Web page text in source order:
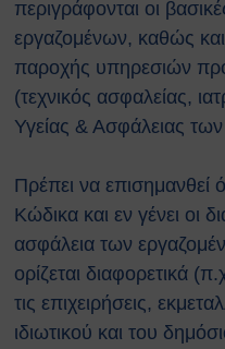
ΕΚΠΑΙΔΕΥΣΗ
περιγράφονται οι
εργαζομένων, καθώς
παροχής υπηρεσιών
(τεχνικός ασφαλείας,
Υγείας & Ασφάλειας
Πρέπει να επισημανθεί
Κώδικα και εν γένει οι
ασφάλεια των
ορίζεται διαφορετικά
τις επιχειρήσεις,
ιδιωτικού και του